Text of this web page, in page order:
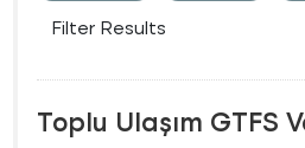
Filter Results
Toplu Ulaşım GTFS